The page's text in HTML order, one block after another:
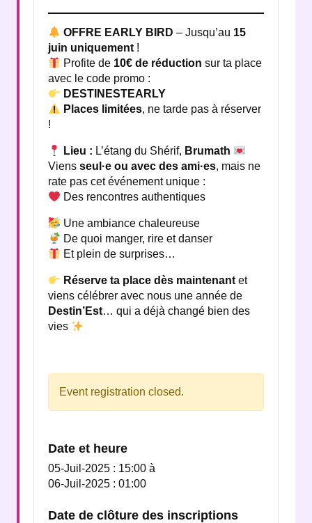
OFFRE EARLY BIRD – Jusqu’au 15
juin uniquement !
Profite de 10€ de réduction sur ta place
avec le code promo :
DESTINESTEARLY
Places limitées, ne tarde pas à réserver
!
Lieu : L’étang du Shérif, Brumath
Viens seul·e ou avec des ami·es, mais ne
rate pas cet événement unique :
Des rencontres authentiques
Une ambiance chaleureuse
De quoi manger, rire et danser
Et plein de surprises…
Réserve ta place dès maintenant et
viens célébrer avec nous une année de
Destin’Est… qui a déjà changé bien des
vies
Event registration closed.
Date et heure
05-Juil-2025 : 15:00 à
06-Juil-2025 : 01:00
Date de clôture des inscriptions